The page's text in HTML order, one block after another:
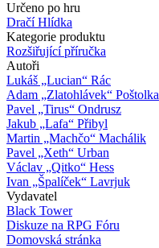
Určeno po hru
Dračí Hlídka
Kategorie produktu
Rozšiřující příručka
Autoři
Lukáš „Lucian“ Rác
Adam „Zlatohlávek“ Poštolka
Pavel „Tirus“ Ondrusz
Jakub „Lafa“ Přibyl
Martin „Machčo“ Machálik
Pavel „Xeth“ Urban
Václav „Qitko“ Hess
Ivan „Špalíček“ Lavrjuk
Vydavatel
Black Tower
Diskuze na RPG Fóru
Domovská stránka